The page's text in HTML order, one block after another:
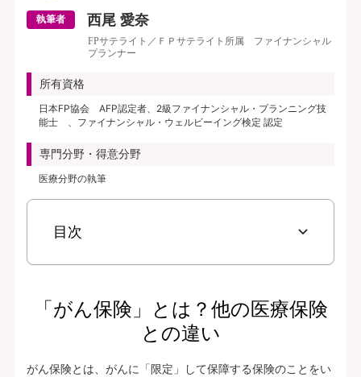
執筆者 西尾 愛奈
FPサテライト／ＦＰサテライト所属 ファイナンシャル
プランナー
所有資格
日本FP協会 AFP認定者、2級ファイナンシャル・プランニング技
能士 、ファイナンシャル・ウェルビーイング検定 認定
専門分野・得意分野
医療分野の執筆
目次
「がん保険」とは？他の医療保険
との違い
がん保険とは、がんに「限定」して保障する保険のことをい